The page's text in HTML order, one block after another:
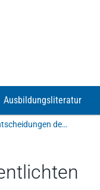
Ausbildungsliteratur
Alle weiteren am 18.6.2026 veröffentlichten Entscheidungen des BFH